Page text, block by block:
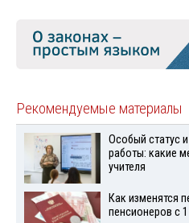
Рекомендуемые материалы
Особый статус и
работы: какие
учителя
Как изменятся
пенсионеров с 1